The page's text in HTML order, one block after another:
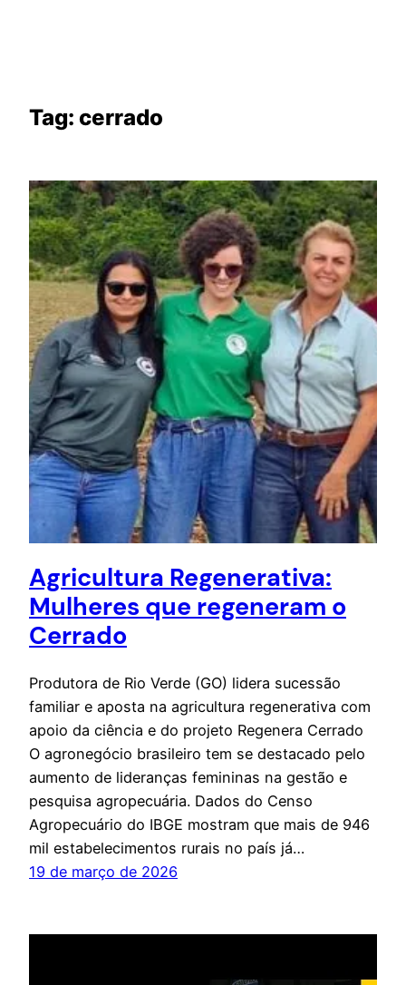
Tag: cerrado
Agricultura Regenerativa:
Mulheres que regeneram o
Cerrado
Produtora de Rio Verde (GO) lidera sucessão
familiar e aposta na agricultura regenerativa com
apoio da ciência e do projeto Regenera Cerrado
O agronegócio brasileiro tem se destacado pelo
aumento de lideranças femininas na gestão e
pesquisa agropecuária. Dados do Censo
Agropecuário do IBGE mostram que mais de 946
mil estabelecimentos rurais no país já…
19 de março de 2026